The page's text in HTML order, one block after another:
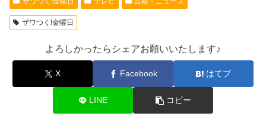
ザワつく!金曜日
よろしかったらシェアお願いいたします♪
X Facebook はてブ
LINE コピー